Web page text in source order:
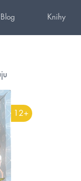
Blog Knihy
12+